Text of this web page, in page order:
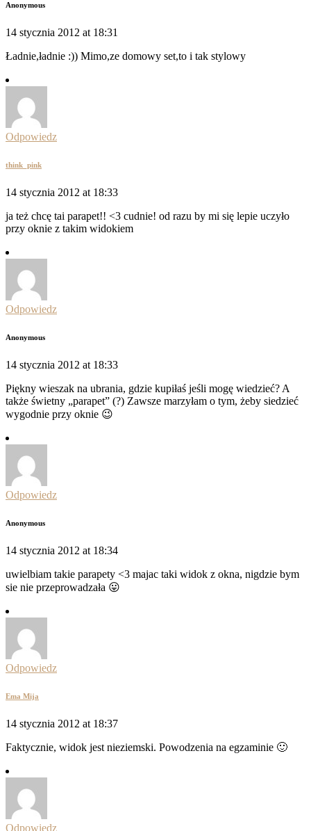
Anonymous
14 stycznia 2012 at 18:31
Ładnie,ładnie :)) Mimo,ze domowy set,to i tak stylowy
Odpowiedz
think_pink
14 stycznia 2012 at 18:33
ja też chcę tai parapet!! <3 cudnie! od razu by mi się lepie uczyło
przy oknie z takim widokiem
Odpowiedz
Anonymous
14 stycznia 2012 at 18:33
Piękny wieszak na ubrania, gdzie kupiłaś jeśli mogę wiedzieć? A
także świetny „parapet” (?) Zawsze marzyłam o tym, żeby siedzieć
wygodnie przy oknie 😉
Odpowiedz
Anonymous
14 stycznia 2012 at 18:34
uwielbiam takie parapety <3 majac taki widok z okna, nigdzie bym
sie nie przeprowadzała 😛
Odpowiedz
Ema Mija
14 stycznia 2012 at 18:37
Faktycznie, widok jest nieziemski. Powodzenia na egzaminie 🙂
Odpowiedz